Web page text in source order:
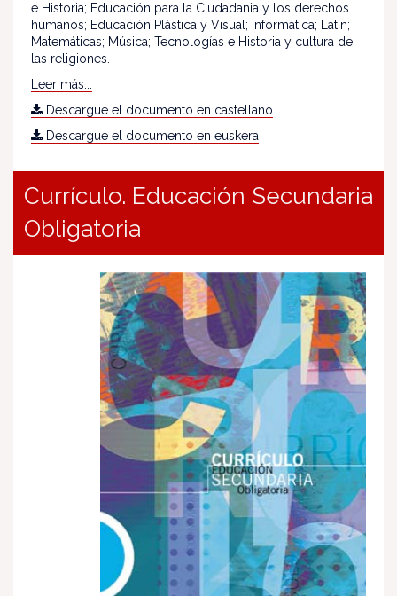
e Historia; Educación para la Ciudadania y los derechos
humanos; Educación Plástica y Visual; Informática; Latín;
Matemáticas; Música; Tecnologías e Historia y cultura de
las religiones.
Leer más...
Descargue el documento en castellano
Descargue el documento en euskera
Currículo. Educación Secundaria
Obligatoria